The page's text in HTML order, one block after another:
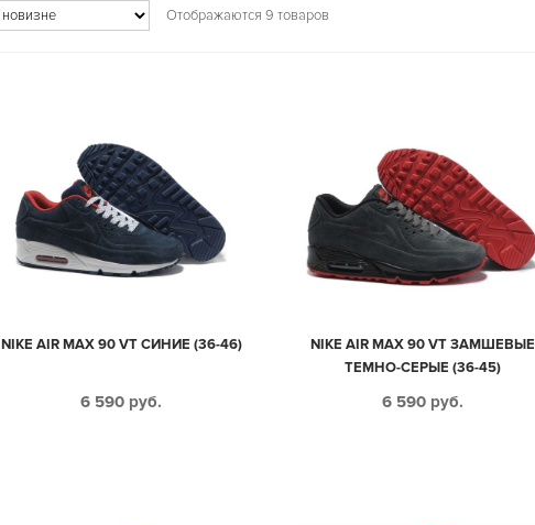
Отображаются 9 товаров
NIKE AIR MAX 90 VT СИНИЕ (36-46)
6 590 руб.
NIKE AIR MAX 90 VT ЗАМШЕВЫЕ
ТЕМНО-СЕРЫЕ (36-45)
6 590 руб.